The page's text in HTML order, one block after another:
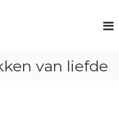
van liefde